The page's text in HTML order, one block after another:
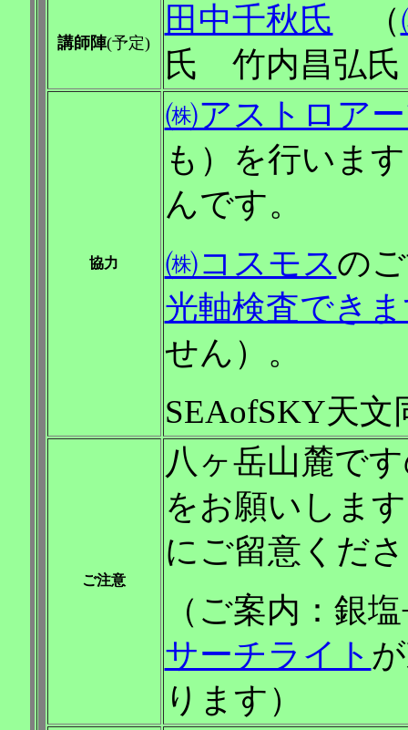
講師陣(予定)
田中千秋氏 （
氏 竹内昌弘
協力
㈱アストロア
も）を行いま
んです。
㈱コスモスの
光軸検査でき
せん）。
SEAofSKY天
ご注意
八ヶ岳山麓で
をお願いしま
にご留意くだ
（ご案内：銀
サーチライト
ります）